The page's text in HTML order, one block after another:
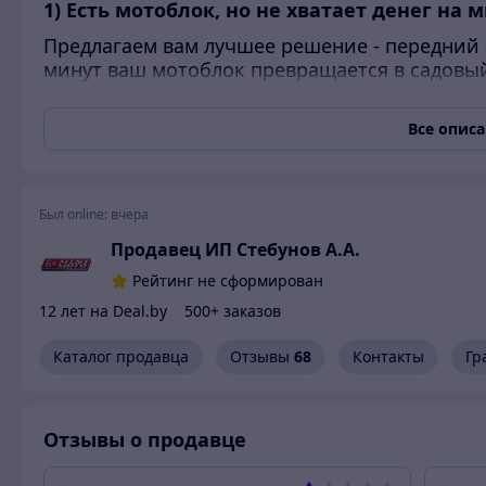
1) Есть мотоблок, но не хватает денег на
Предлагаем вам лучшее решение - передний
минут ваш мотоблок превращается в
Саморазгружающийся кузов и рулевое
картофелекопалку и копаем картофель!
4) Необходимо привезти ПГС, навоз,
Цепляем сзади прицеп для мотоблока и везем
5) Закончился сезон, пришла пора
6) Пришла зима, и каждый день надо
Все
Был online: вчера
Продавец ИП Cтебунов А.А.
Рейтинг не сформирован
12 лет на Deal.by
500+ заказов
Каталог продавца Отзывы 68 Контакты
Отзывы о продавце